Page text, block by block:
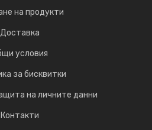
на продукти
Доставка
условия
за бисквитки
на личните данни
Контакти